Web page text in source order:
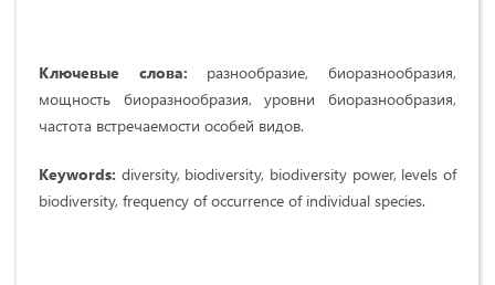
Ключевые слова: разнообразие, биоразнообразия,
мощность биоразнообразия, уровни биоразнообразия,
частота встречаемости особей видов.
Keywords: diversity, biodiversity, biodiversity power, levels of
biodiversity, frequency of occurrence of individual species.